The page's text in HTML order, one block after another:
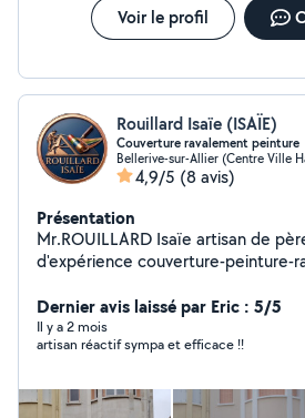
TRAITEMENT TOITURE Mousses, lichens, salissures ?
Nettoyage + traitement fongicide Traitement hydrofuge
dans mon entreprise travail en
Voir le profil
Rouillard Isaïe (ISAÏE)
Couverture ravalement peinture
Bellerive-sur-Allier (Centre Ville
4,9/5 (8 avis)
Présentation
Mr.ROUILLARD Isaïe artisan de père en
d'expérience couverture-peinture-ravalement-
Démoussage et hydrofuge de
façade en peinture Sur demande travaux d'élagage Réf:
Page jaune ROUILLARD ISAÏE
possible
Dernier avis laissé par Eric : 5/5
Il y a 2 mois
artisan réactif sympa et efficace !!